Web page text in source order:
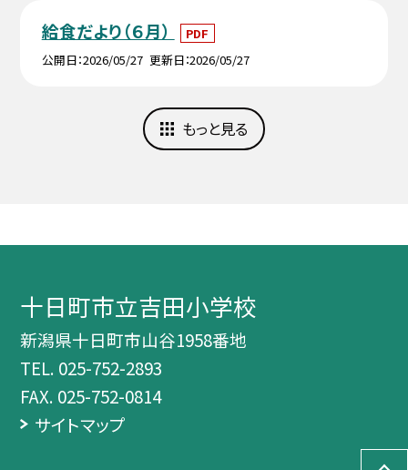
給食だより（６月）
PDF
公開日 2026/05/27 更新日 2026/05/27
もっと見る
十日町市立吉田小学校
新潟県十日町市山谷1958番地
TEL. 025-752-2893
FAX. 025-752-0814
サイトマップ